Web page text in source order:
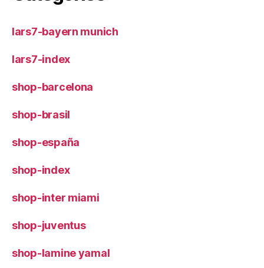
lars7-bayern munich
lars7-index
shop-barcelona
shop-brasil
shop-españa
shop-index
shop-inter miami
shop-juventus
shop-lamine yamal